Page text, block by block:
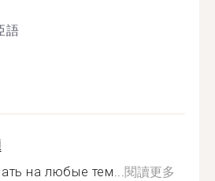
語
на любые тем...閱讀更多